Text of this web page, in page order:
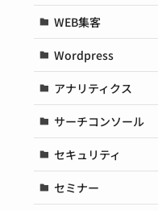
WEB集客
Wordpress
アナリティクス
サーチコンソール
セキュリティ
セミナー